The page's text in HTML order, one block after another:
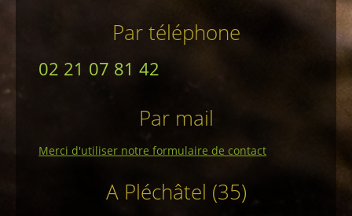
Par téléphone
02 21 07 81 42
Par mail
Merci d'utiliser notre formulaire de contact
A Pléchâtel (35)